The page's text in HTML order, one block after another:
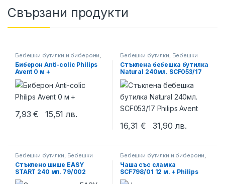
Свързани продукти
Бебешки бутилки и биберони,
Биберони за шишета
Биберон Anti-colic Philips
Avent 0 м +
7,93€ 15,51лв.
Бебешки бутилки, Бебешки
бутилки и биберони
Стъклена бебешка бутилка
Natural 240мл. SCF053/17
Philips Avent
16,31€ 31,90лв.
Бебешки бутилки Бебешки
бутилки и биберони
Стъклено шише EASY
START 240 мл. 79/002
CANPOL
Бебешки бутилки и биберони
Чаши със сламка
Чаша със сламка
SCF798/01 12 м. + Philips
Avent